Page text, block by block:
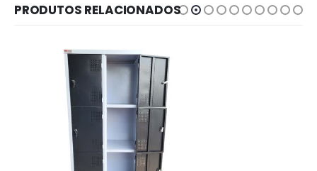
PRODUTOS RELACIONADOS